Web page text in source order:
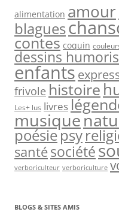
alimentation amour
blagues
contes coquin
dessins
enfants
frivole histoire
Les+ lus livres
musique
poésiepsy
santésociété
verboriculteur verboriculture
BLOGS & SITES AMIS